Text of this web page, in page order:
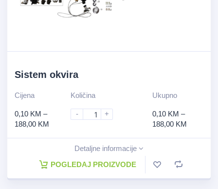
Sistem okvira
Cijena
0,10 KM –
188,00 KM
Količina
- +
Ukupno
0,10 KM –
188,00 KM
Detaljne informacije
POGLEDAJ PROIZVODE